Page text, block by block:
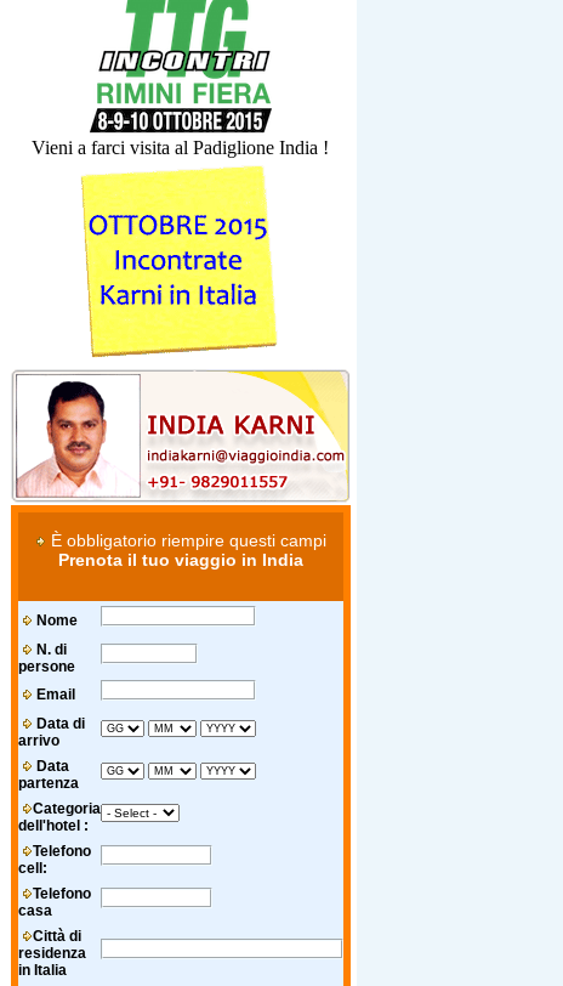
Vieni a farci visita al Padiglione India !
È obbligatorio riempire questi campi
Prenota il tuo viaggio in India
Nome
N. di
persone
Email
Data di
arrivo
Data
partenza
Categoria
dell'hotel :
Telefono
cell:
Telefono
casa
Città di
residenza
in Italia